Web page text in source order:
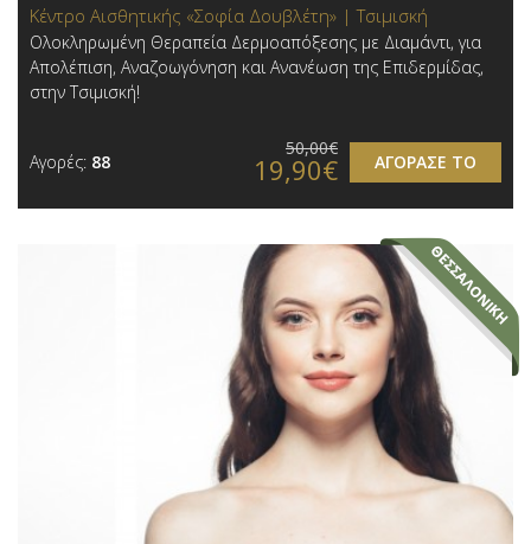
Κέντρο Αισθητικής «Σοφία Δουβλέτη» | Τσιμισκή
Ολοκληρωμένη Θεραπεία Δερμοαπόξεσης με Διαμάντι, για
Απολέπιση, Αναζοωγόνηση και Ανανέωση της Επιδερμίδας,
στην Τσιμισκή!
Αγορές: 88 ΑΓΟΡΑΣΕ ΤΟ
50,00€
19,90€